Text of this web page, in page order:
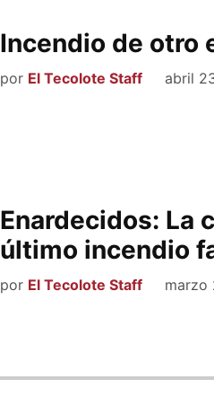
Incendio de otro
por El Tecolote Staff abril
Enardecidos: La
último incendio
por El Tecolote Staff marzo